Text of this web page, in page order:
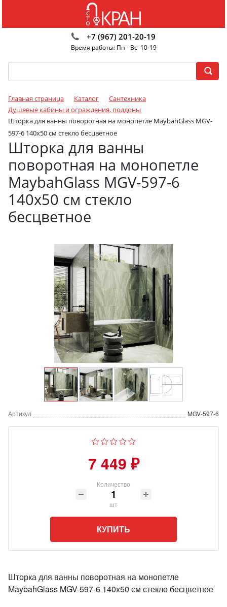
+7 (967) 201-20-19
Время работы: Пн - Вс 10-19
Главная страница Каталог
Сантехника
Душевые кабины и ограждения, поддоны
Шторка для ванны поворотная на монопетле MaybahGlass MGV-
597-6 140x50 см стекло бесцветное
Шторка для ванны
поворотная на монопетле
MaybahGlass MGV-597-6
140x50 см стекло
бесцветное
Артикул MGV-597-6
7 449 ₽
Количество
шт
КУПИТЬ
Шторка для ванны поворотная на монопетле
MaybahGlass MGV-597-6 140x50 см стекло бесцветное